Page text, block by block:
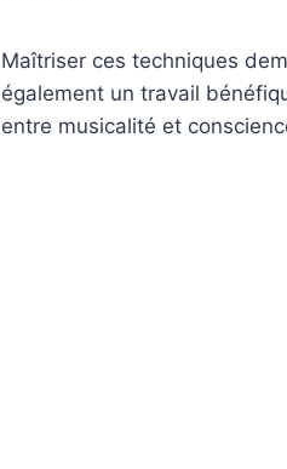
Maîtriser ces techniques
également un travail
entre musicalité et